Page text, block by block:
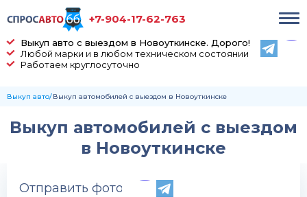
Выкуп авто с выездом в Новоуткинске. Дорого!
Любой марки и в любом техническом состоянии
Работаем круглосуточно
+7-904-17-62-763
Выкуп авто Выкуп автомобилей с выездом в Новоуткинске
Выкуп автомобилей с выездом
в Новоуткинске
Отправить фото по телефону